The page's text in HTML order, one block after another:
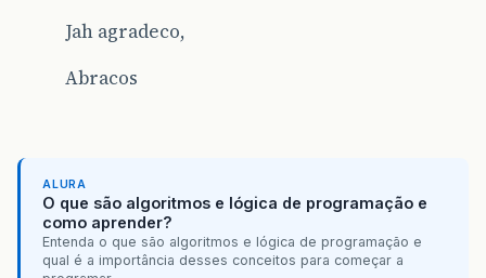
Jah agradeco,
Abracos
ALURA
O que são algoritmos e lógica de programação e
como aprender?
Entenda o que são algoritmos e lógica de programação e
qual é a importância desses conceitos para começar a